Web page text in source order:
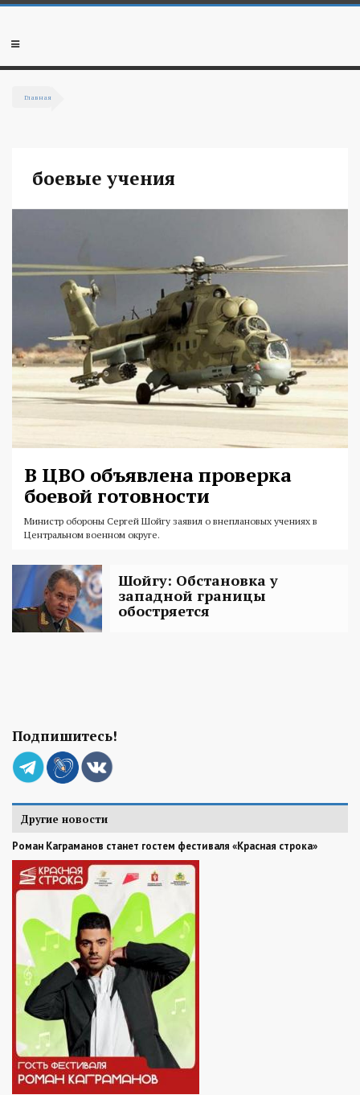
Перейти к основному содержанию
Мобильное
Главная
боевые учения
В ЦВО объявлена проверка
боевой готовности
Министр обороны Сергей Шойгу заявил о внеплановых учениях в
Центральном военном округе.
Шойгу: Обстановка у
западной границы
обостряется
Подпишитесь!
Другие новости
Роман Каграманов станет гостем фестиваля «Красная строка»